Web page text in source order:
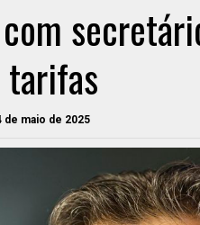
tarifas
de maio de 2025